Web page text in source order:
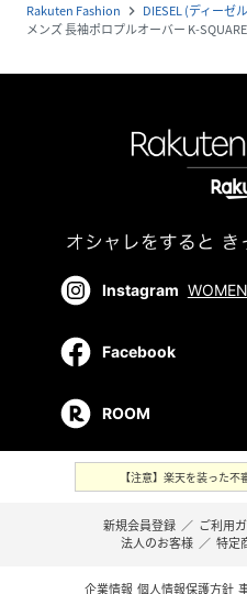
Rakuten Fashion navigate_next DIESEL (ディーゼ
メンズ 長袖ポロプルオーバー K-
Instagram WOMEN
Facebook
ROOM
【注意】楽天を装った
新規会員登録 ／ ご利用
法人のお客様 ／ 特定
企業情報 個人情報保護方針